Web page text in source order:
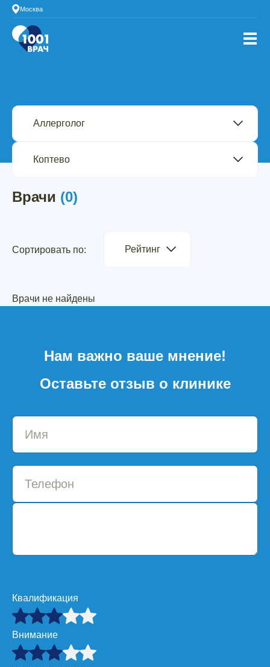
Москва
Врачи (0)
Сортировать по: Рейтинг
Врачи не найдены
Нам важно ваше мнение!
Оставьте отзыв о клинике
Квалификация
Внимание